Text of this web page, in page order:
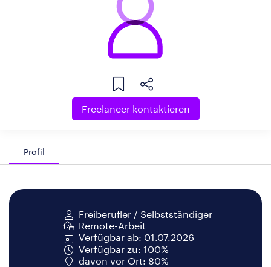
Freelancer kontaktieren
Profil
Freiberufler / Selbstständiger
Remote-Arbeit
Verfügbar ab: 01.07.2026
Verfügbar zu: 100%
davon vor Ort: 80%